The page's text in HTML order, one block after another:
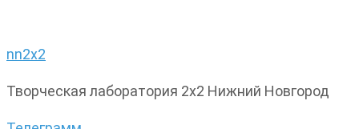
nn2x2
Творческая лаборатория 2х2 Нижний Новгород